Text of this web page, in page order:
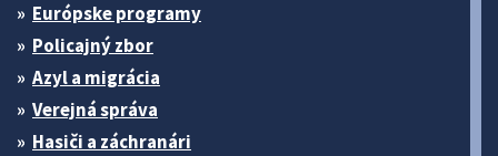
Európske programy
Policajný zbor
Azyl a migrácia
Verejná správa
Hasiči a záchranári